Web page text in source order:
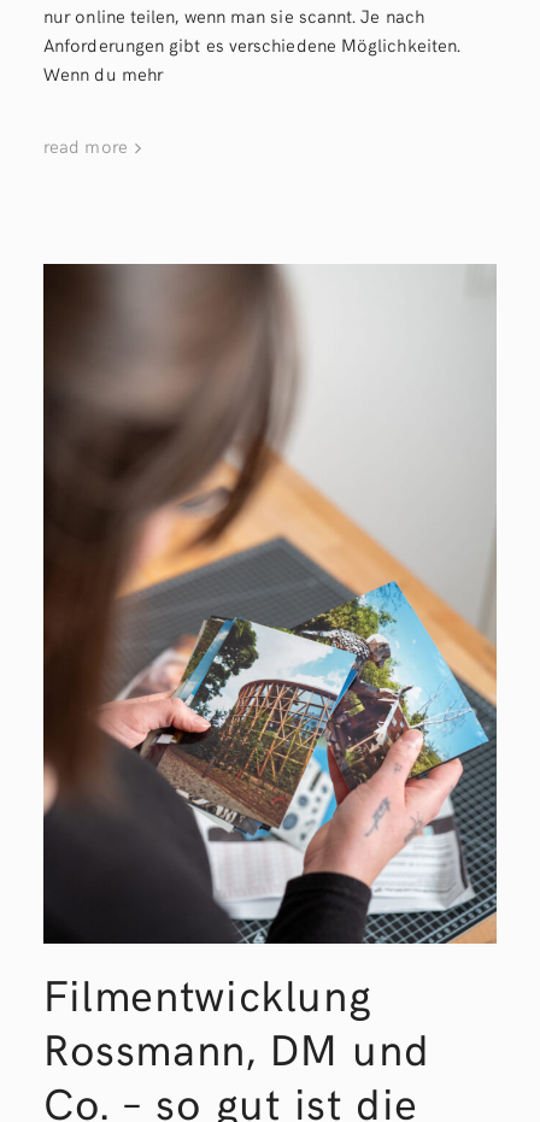
nur online teilen, wenn man sie scannt. Je nach
Anforderungen gibt es verschiedene Möglichkeiten.
Wenn du mehr
read more
Filmentwicklung
Rossmann, DM und
Co. – so gut ist die